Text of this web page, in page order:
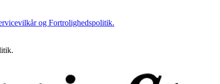
og Fortrolighedspolitik.